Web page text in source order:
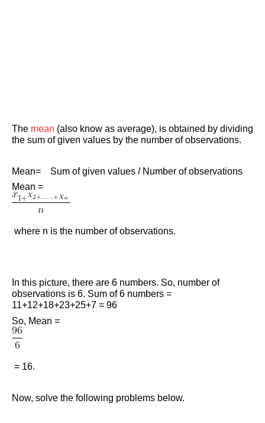
The mean (also know as average), is obtained by dividing
the sum of given values by the number of observations.
Mean= Sum of given values / Number of observations
Mean =
where n is the number of observations.
In this picture, there are 6 numbers. So, number of
observations is 6. Sum of 6 numbers =
11+12+18+23+25+7 = 96
So, Mean =
= 16.
Now, solve the following problems below.